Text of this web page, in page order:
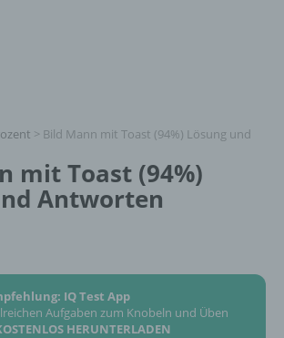
> Bild Mann mit Toast (94%) Lösung und
mit Toast (94%)
Antworten
IQ Test App
Aufgaben zum Knobeln und Üben
HERUNTERLADEN